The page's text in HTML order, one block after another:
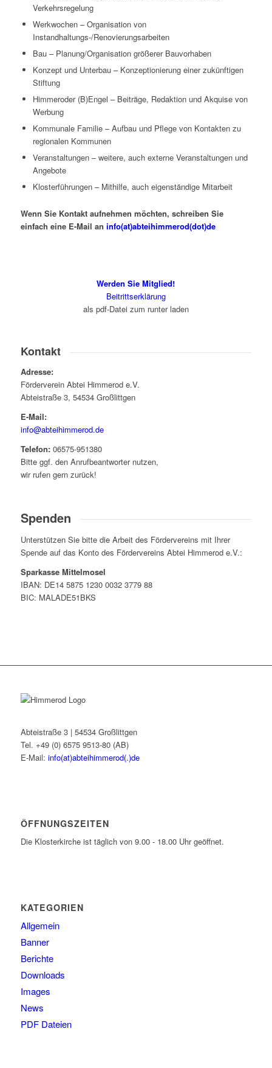
Verkehrsregelung
Werkwochen – Organisation von
Instandhaltungs-/Renovierungsarbeiten
Bau – Planung/Organisation größerer Bauvorhaben
Konzept und Unterbau – Konzeptionierung einer zukünftigen
Stiftung
Himmeroder (B)Engel – Beiträge, Redaktion und Akquise von
Werbung
Kommunale Familie – Aufbau und Pflege von Kontakten zu
regionalen Kommunen
Veranstaltungen – weitere, auch externe Veranstaltungen und
Angebote
Klosterführungen – Mithilfe, auch eigenständige Mitarbeit
Wenn Sie Kontakt aufnehmen möchten, schreiben Sie
einfach eine E-Mail an info(at)abteihimmerod(dot)de
Werden Sie Mitglied!
Beitrittserklärung
als pdf-Datei zum runter laden
Kontakt
Adresse:
Förderverein Abtei Himmerod e.V.
Abteistraße 3, 54534 Großlittgen
E-Mail:
info@abteihimmerod.de
Telefon: 06575-951380
Bitte ggf. den Anrufbeantworter nutzen,
wir rufen gern zurück!
Spenden
Unterstützen Sie bitte die Arbeit des Fördervereins mit Ihrer
Spende auf das Konto des Fördervereins Abtei Himmerod e.V.:
Sparkasse Mittelmosel
IBAN: DE14 5875 1230 0032 3779 88
BIC: MALADE51BKS
Abteistraße 3 | 54534 Großlittgen
Tel. +49 (0) 6575 9513-80 (AB)
E-Mail: info(at)abteihimmerod(.)de
ÖFFNUNGSZEITEN
Die Klosterkirche ist täglich von 9.00 - 18.00 Uhr geöffnet.
KATEGORIEN
Allgemein
Banner
Berichte
Downloads
Images
News
PDF Dateien